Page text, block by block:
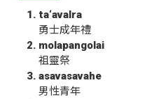
ta‘avalra
勇士成年禮
molapangolai
祖靈祭
asavasavahe
男性青年